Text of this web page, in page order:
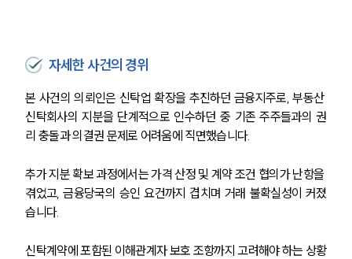
자세한 사건의 경위
본 사건의 의뢰인은 신탁업 확장을 추진하던 금융지주로, 부동산
신탁회사의 지분을 단계적으로 인수하던 중 기존 주주들과의 권
리 충돌과 의결권 문제로 어려움에 직면했습니다.
추가 지분 확보 과정에서는 가격 산정 및 계약 조건 협의가 난항을
겪었고, 금융당국의 승인 요건까지 겹치며 거래 불확실성이 커졌
습니다.
신탁계약에 포함된 이해관계자 보호 조항까지 고려해야 하는 상황